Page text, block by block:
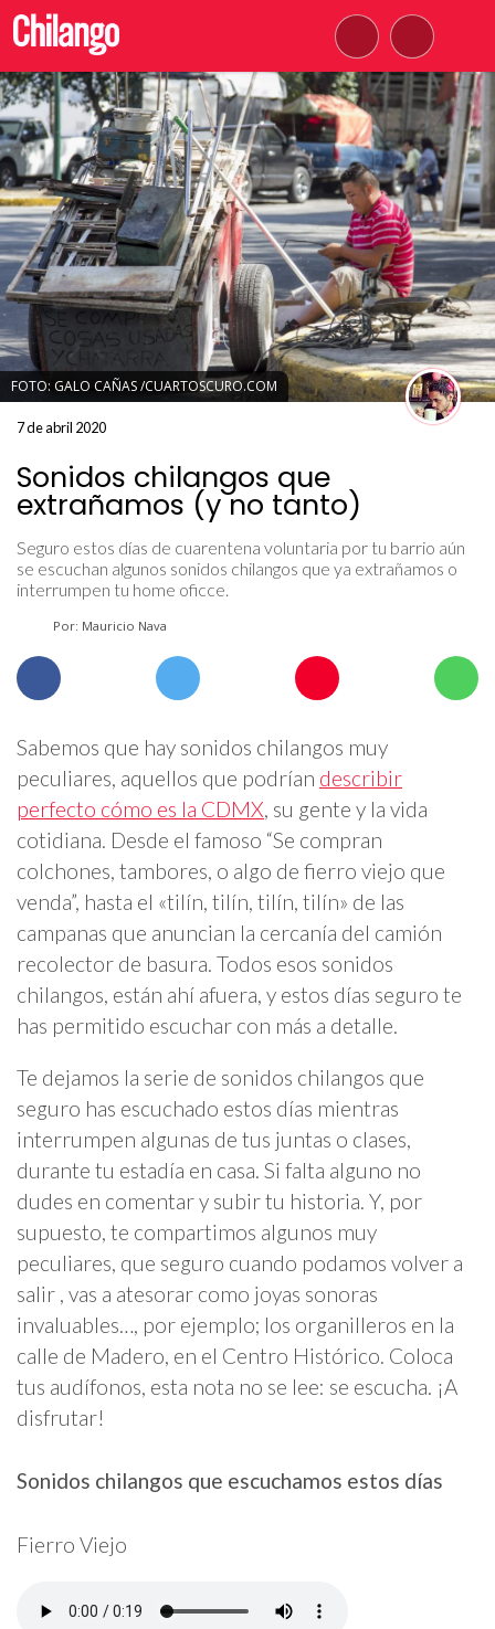
FOTO: GALO CAÑAS /CUARTOSCURO.COM
7 de abril 2020
Sonidos chilangos que
extrañamos (y no tanto)
Seguro estos días de cuarentena voluntaria por tu barrio aún
se escuchan algunos sonidos chilangos que ya extrañamos o
interrumpen tu home oficce.
Por: Mauricio Nava
Sabemos que hay sonidos chilangos muy
peculiares, aquellos que podrían describir
perfecto cómo es la CDMX, su gente y la vida
cotidiana. Desde el famoso “Se compran
colchones, tambores, o algo de fierro viejo que
venda”, hasta el «tilín, tilín, tilín, tilín» de las
campanas que anuncian la cercanía del camión
recolector de basura. Todos esos sonidos
chilangos, están ahí afuera, y estos días seguro te
has permitido escuchar con más a detalle.
Te dejamos la serie de sonidos chilangos que
seguro has escuchado estos días mientras
interrumpen algunas de tus juntas o clases,
durante tu estadía en casa. Si falta alguno no
dudes en comentar y subir tu historia. Y, por
supuesto, te compartimos algunos muy
peculiares, que seguro cuando podamos volver a
salir , vas a atesorar como joyas sonoras
invaluables…, por ejemplo; los organilleros en la
calle de Madero, en el Centro Histórico. Coloca
tus audífonos, esta nota no se lee: se escucha. ¡A
disfrutar!
Sonidos chilangos que escuchamos estos días
Fierro Viejo